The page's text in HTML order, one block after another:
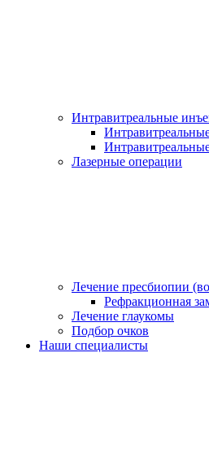
Интравитреальные
Лазерные операции
Лечение пресбиопии
Рефракционная
Лечение глаукомы
Подбор очков
Наши специалисты